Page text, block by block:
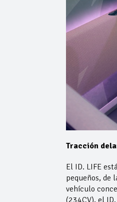
Tracción
El ID. LIFE
pequeños, de
vehículo
(234CV), el